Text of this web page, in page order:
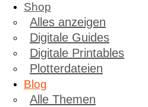
Shop
Alles anzeigen
Digitale Guides
Digitale Printables
Plotterdateien
Blog
Alle Themen